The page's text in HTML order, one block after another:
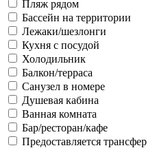
Пляж рядом
Бассейн на территории
Лежаки/шезлонги
Кухня с посудой
Холодильник
Балкон/терраса
Санузел в номере
Душевая кабина
Ванная комната
Бар/ресторан/кафе
Предоставляется трансфер